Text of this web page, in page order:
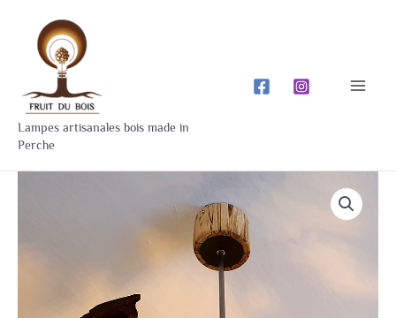
contenu
Lampes artisanales bois made in
Perche